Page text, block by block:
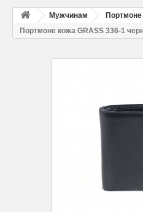
Мужчинам Портмоне
Портмоне кожа GRASS 336-1